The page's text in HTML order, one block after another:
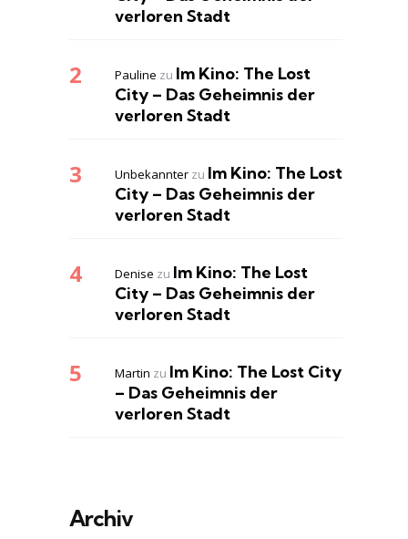
verloren Stadt
Pauline zu Im Kino: The Lost
City – Das Geheimnis der
verloren Stadt
Unbekannter zu Im Kino: The Lost
City – Das Geheimnis der
verloren Stadt
Denise zu Im Kino: The Lost
City – Das Geheimnis der
verloren Stadt
Martin zu Im Kino: The Lost City
– Das Geheimnis der
verloren Stadt
Archiv